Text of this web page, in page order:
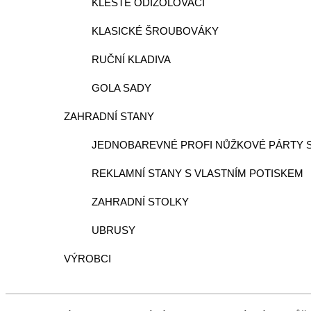
KLEŠTĚ ODIZOLOVACÍ
KLASICKÉ ŠROUBOVÁKY
RUČNÍ KLADIVA
GOLA SADY
ZAHRADNÍ STANY
JEDNOBAREVNÉ PROFI NŮŽKOVÉ PÁRTY
REKLAMNÍ STANY S VLASTNÍM POTISKEM
ZAHRADNÍ STOLKY
UBRUSY
VÝROBCI